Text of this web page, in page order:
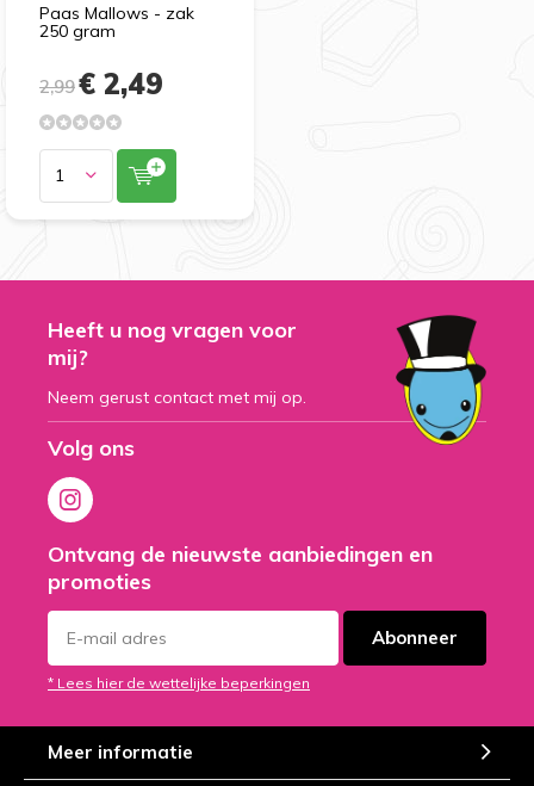
Paas Mallows - zak
250 gram
2,99€ 2,49
Heeft u nog vragen voor
mij?
Neem gerust contact met mij op.
Volg ons
Ontvang de nieuwste aanbiedingen en
promoties
Abonneer
* Lees hier de wettelijke beperkingen
Meer informatie